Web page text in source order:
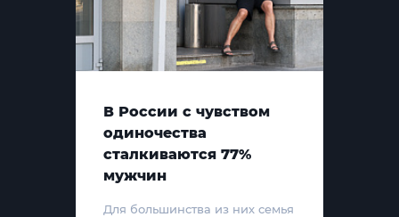
В России с чувством
одиночества
сталкиваются 77%
мужчин
Для большинства из них семья